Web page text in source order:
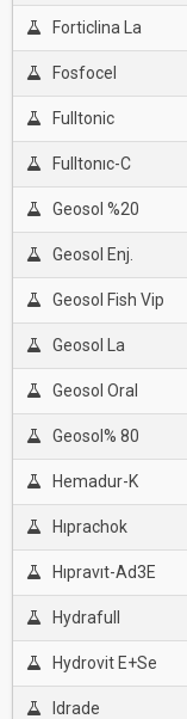
Forticlina La
Fosfocel
Fulltonic
Fulltonıc-C
Geosol %20
Geosol Enj.
Geosol Fish Vip
Geosol La
Geosol Oral
Geosol% 80
Hemadur-K
Hıprachok
Hıpravıt-Ad3E
Hydrafull
Hydrovit E+Se
Idrade